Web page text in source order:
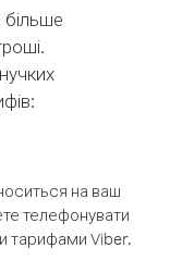
більше
на ваш
телефонувати
тарифами Viber.